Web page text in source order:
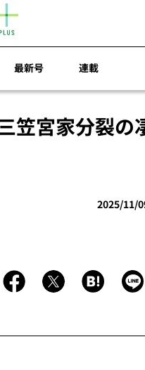
最新号 連載
笠宮家分裂の
2025/11/